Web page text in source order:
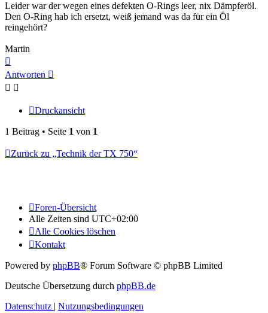
Leider war der wegen eines defekten O-Rings leer, nix Dämpferöl.
Den O-Ring hab ich ersetzt, weiß jemand was da für ein Öl
reingehört?
Martin
oben
Antworten
Druckansicht
1 Beitrag • Seite 1 von 1
Zurück zu „Technik der TX 750“
Foren-Übersicht
Alle Zeiten sind UTC+02:00
Alle Cookies löschen
Kontakt
Powered by phpBB® Forum Software © phpBB Limited
Deutsche Übersetzung durch phpBB.de
Datenschutz | Nutzungsbedingungen